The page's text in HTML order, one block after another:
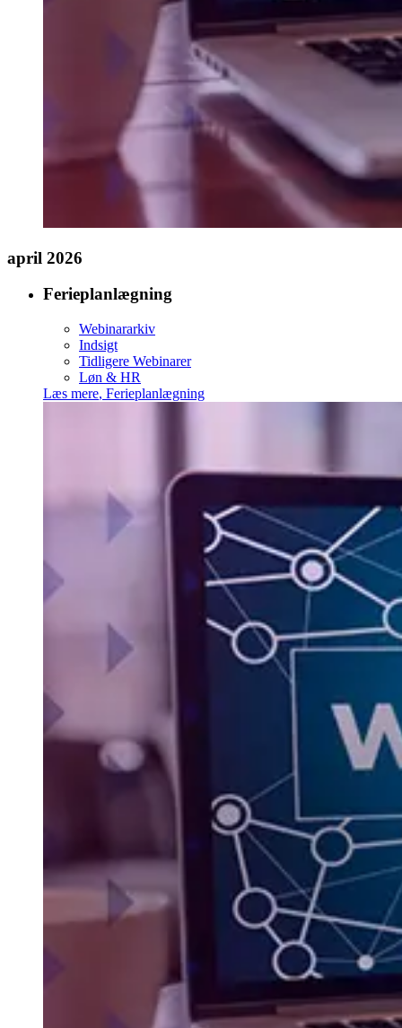
april 2026
Ferieplanlægning
Webinararkiv
Indsigt
Tidligere Webinarer
Løn & HR
Læs mere, Ferieplanlægning